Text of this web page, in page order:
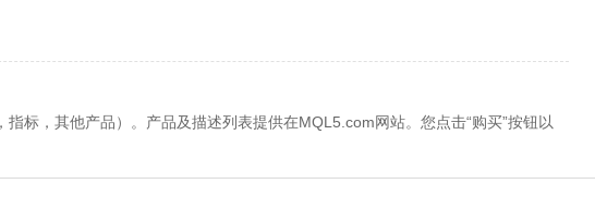
标，其他产品）。产品及描述列表提供在MQL5.com网站。您点击“购买”按钮以